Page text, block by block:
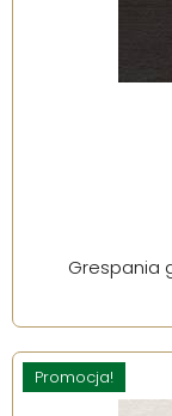
Grespania
Promocja!